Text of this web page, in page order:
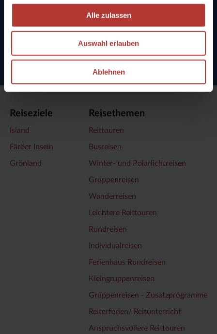
Alle zulassen
Auswahl erlauben
Ablehnen
Jetzt unseren Newsletter abonnieren
Reiseziele
Island
Färöer Inseln
Grönland
Reisethemen
Reittouren
Busreisen
Winter- und Polarlichtreisen
Gruppenreisen
Wanderreisen
Leichtere Reittouren
Rundreisen
Individualreisen
Ferienhaus Rundreisen
Kleingruppenreisen
Gruppenreisen - Zusatzprogramme
Reiterferien/ Reitunterricht
Anspruchsvollere Reittouren